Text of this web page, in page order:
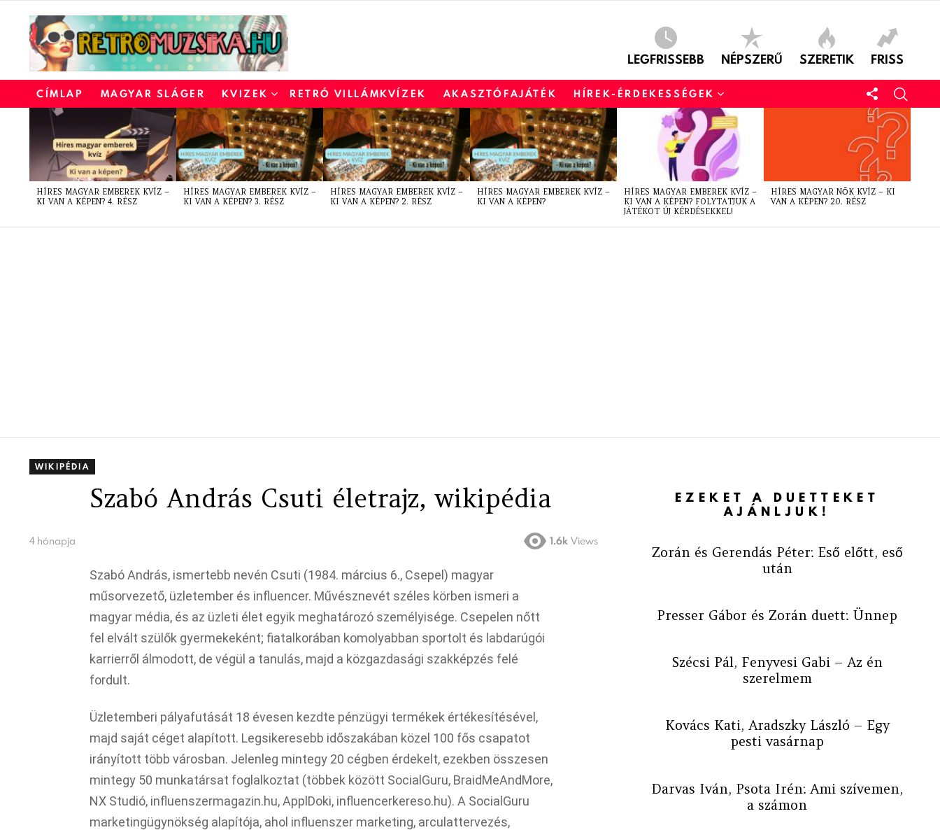
LEGFRISSEBB NÉPSZERŰ SZERETIK FRISS
CÍMLAP MAGYAR SLÁGER KVIZEK RETRÓ VILLÁMKVÍZEK AKASZTÓFAJÁTÉK HÍREK-ÉRDEKESSÉGEK
LATEST
STORIES
HÍRES MAGYAR EMBEREK KVÍZ –
KI VAN A KÉPEN? 4. RÉSZ
HÍRES MAGYAR EMBEREK KVÍZ –
KI VAN A KÉPEN? 3. RÉSZ
HÍRES MAGYAR EMBEREK KVÍZ –
KI VAN A KÉPEN? 2. RÉSZ
HÍRES MAGYAR EMBEREK KVÍZ –
KI VAN A KÉPEN?
HÍRES MAGYAR EMBEREK KVÍZ –
KI VAN A KÉPEN? FOLYTATJUK A
JÁTÉKOT ÚJ KÉRDÉSEKKEL!
HÍRES MAGYAR NŐK KVÍZ – KI
VAN A KÉPEN? 20. RÉSZ
WIKIPÉDIA
Szabó András Csuti életrajz, wikipédia
4 hónapja 1.6k Views
Szabó András, ismertebb nevén Csuti (1984. március 6., Csepel) magyar
műsorvezető, üzletember és influencer. Művésznevét széles körben ismeri a
magyar média, és az üzleti élet egyik meghatározó személyisége. Csepelen nőtt
fel elvált szülők gyermekeként; fiatalkorában komolyabban sportolt és labdarúgói
karrierről álmodott, de végül a tanulás, majd a közgazdasági szakképzés felé
fordult.
Üzletemberi pályafutását 18 évesen kezdte pénzügyi termékek értékesítésével,
majd saját céget alapított. Legsikeresebb időszakában közel 100 fős csapatot
irányított több városban. Jelenleg mintegy 20 cégben érdekelt, ezekben összesen
mintegy 50 munkatársat foglalkoztat (többek között SocialGuru, BraidMeAndMore,
NX Studió, influenszermagazin.hu, ApplDoki, influencerkereso.hu). A SocialGuru
marketingügynökség alapítója, ahol influenszer marketing, arculattervezés,
EZEKET A DUETTEKET
AJÁNLJUK!
Zorán és Gerendás Péter: Eső előtt, eső
után
Presser Gábor és Zorán duett: Ünnep
Szécsi Pál, Fenyvesi Gabi – Az én
szerelmem
Kovács Kati, Aradszky László – Egy
pesti vasárnap
Darvas Iván, Psota Irén: Ami szívemen,
a számon